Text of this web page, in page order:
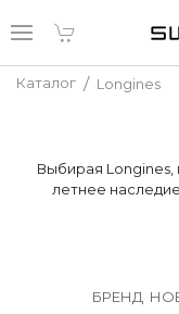
Каталог / Longines
Выбирая Longines,
летнее
БРЕНД